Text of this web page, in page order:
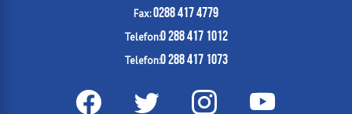
Fax:0288 417 4779
Telefon:0 288 417 1012
Telefon:0 288 417 1073